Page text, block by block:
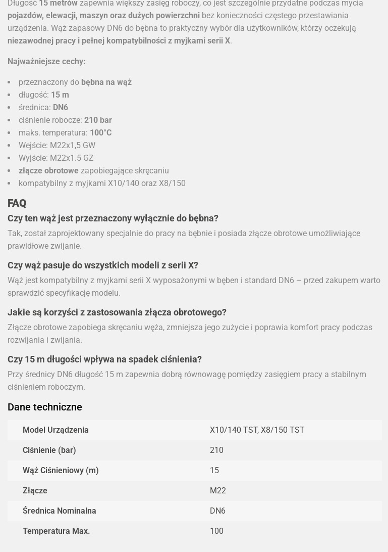
Długość 15 metrów zapewnia większy zasięg roboczy, co jest szczególnie przydatne podczas mycia
pojazdów, elewacji, maszyn oraz dużych powierzchni bez konieczności częstego przestawiania
urządzenia. Wąż zapasowy DN6 do bębna to praktyczny wybór dla użytkowników, którzy oczekują
niezawodnej pracy i pełnej kompatybilności z myjkami serii X.
Najważniejsze cechy:
przeznaczony do bębna na wąż
długość: 15 m
średnica: DN6
ciśnienie robocze: 210 bar
maks. temperatura: 100°C
Wejście: M22x1,5 GW
Wyjście: M22x1.5 GZ
złącze obrotowe zapobiegające skręcaniu
kompatybilny z myjkami X10/140 oraz X8/150
FAQ
Czy ten wąż jest przeznaczony wyłącznie do bębna?
Tak, został zaprojektowany specjalnie do pracy na bębnie i posiada złącze obrotowe umożliwiające
prawidłowe zwijanie.
Czy wąż pasuje do wszystkich modeli z serii X?
Wąż jest kompatybilny z myjkami serii X wyposażonymi w bęben i standard DN6 – przed zakupem warto
sprawdzić specyfikację modelu.
Jakie są korzyści z zastosowania złącza obrotowego?
Złącze obrotowe zapobiega skręcaniu węża, zmniejsza jego zużycie i poprawia komfort pracy podczas
rozwijania i zwijania.
Czy 15 m długości wpływa na spadek ciśnienia?
Przy średnicy DN6 długość 15 m zapewnia dobrą równowagę pomiędzy zasięgiem pracy a stabilnym
ciśnieniem roboczym.
Dane techniczne
Model Urządzenia X10/140 TST, X8/150 TST
Ciśnienie (bar) 210
Wąż Ciśnieniowy (m) 15
Złącze M22
Średnica Nominalna DN6
Temperatura Max. 100